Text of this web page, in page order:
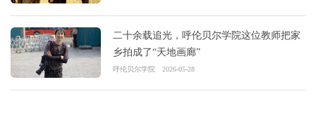
二十余载追光，呼伦贝尔学院这位教师把家
乡拍成了“天地画廊”
呼伦贝尔学院 2026-05-28